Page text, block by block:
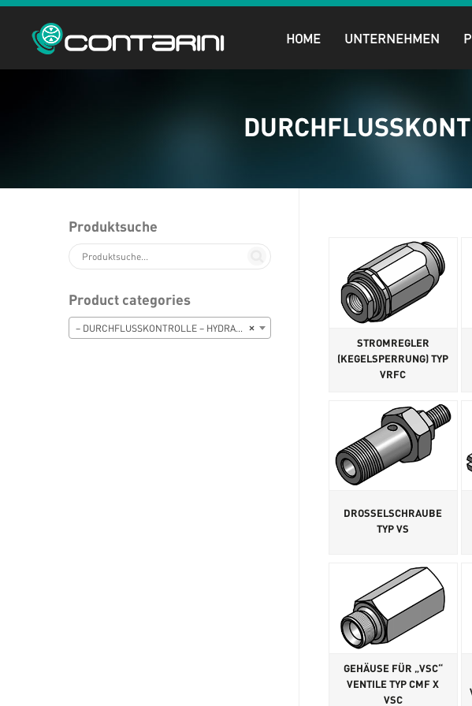
HOME UNTERNEHMEN
STROMREGLER
(KEGELSPERRUNG) TYP
VRFC
DROSSELSCHRAUBE
TYP VS
GEHÄUSE FÜR „VSC“
VENTILE TYP CMF X
VSC
Produktsuche
Product categories
×
– DURCHFLUSSKONTROLLE – HYDRAULIKVENTILE